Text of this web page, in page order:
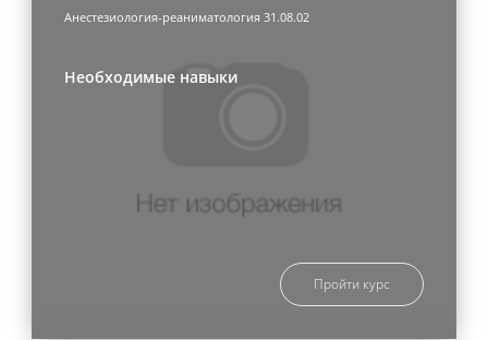
Анестезиология-реаниматология 31.08.02
Необходимые навыки
Пройти курс